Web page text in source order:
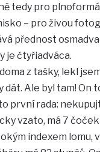
tedy pro
– pro živou
přednost
je čtyřiadváca.
z tašky, lekl
Ale byl tam! On
první rada:
vzato, má 7
indexem lomu,